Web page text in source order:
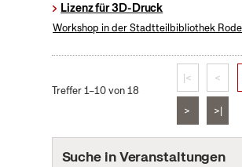
Lizenz für 3D-Druck
Workshop in der Stadtteilbibliothek
Treffer 1–10 von 18
|< <
> >|
Suche in Veranstaltungen